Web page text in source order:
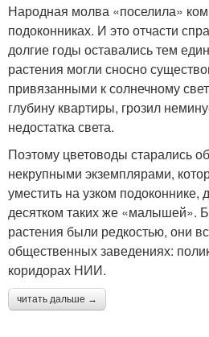
Народная молва «поселила»
подоконниках. И это отчасти
долгие годы оставались тем
растения могли сносно
привязанными к солнечному
глубину квартиры, грозил
недостатка света.
Поэтому цветоводы старались
некрупными экземплярами,
уместить на узком
десятком таких же «малышей».
растения были редкостью, они
общественных заведениях:
коридорах НИИ.
читать дальше →